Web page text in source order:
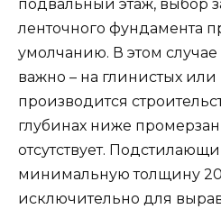
подвальный этаж, выбор
ленточного фундамента
умолчанию. В этом
важно – на глинистых или
производится
глубинах ниже
отсутствует.
минимальную толщину
исключительно для